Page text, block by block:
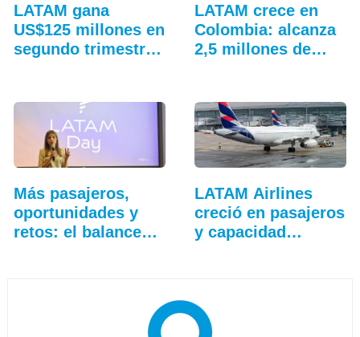
LATAM gana
US$125 millones en
segundo trimestre
LATAM crece en
Colombia: alcanza
2,5 millones de…
Más pasajeros,
oportunidades y
retos: el balance…
LATAM Airlines
creció en pasajeros
y capacidad